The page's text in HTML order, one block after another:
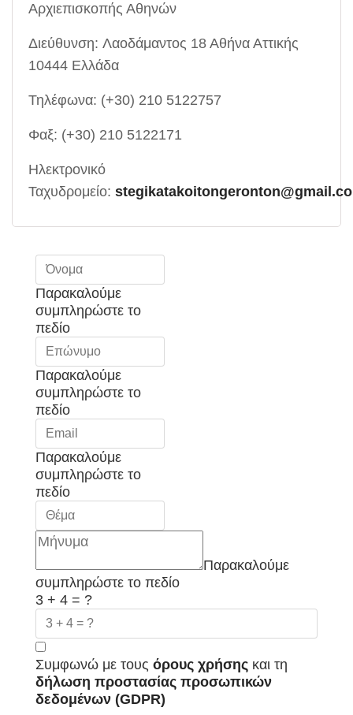
Αρχιεπισκοπής Αθηνών
Διεύθυνση: Λαοδάμαντος 18 Αθήνα Αττικής
10444 Ελλάδα
Τηλέφωνα: (+30) 210 5122757
Φαξ: (+30) 210 5122171
Ηλεκτρονικό
Ταχυδρομείο:
Παρακαλούμε
συμπληρώστε το
πεδίο
Παρακαλούμε
συμπληρώστε το
πεδίο
Παρακαλούμε
συμπληρώστε το
πεδίο
Παρακαλούμε
συμπληρώστε το πεδίο
3 + 4 = ?
Συμφωνώ με τους όρους χρήσης και τη
δήλωση προστασίας προσωπικών
δεδομένων (GDPR)